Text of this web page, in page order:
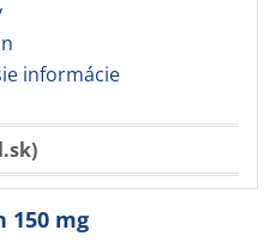
informácie
150 mg